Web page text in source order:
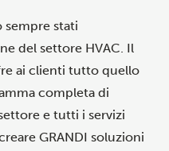
sempre stati
del settore HVAC. Il
ai clienti tutto quello
completa di
e tutti i servizi
GRANDI soluzioni